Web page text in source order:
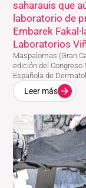
saharauis que
laboratorio de
Embarek
Laboratorios
Maspalomas (Gran
edición del Congreso
Española de
Leer más